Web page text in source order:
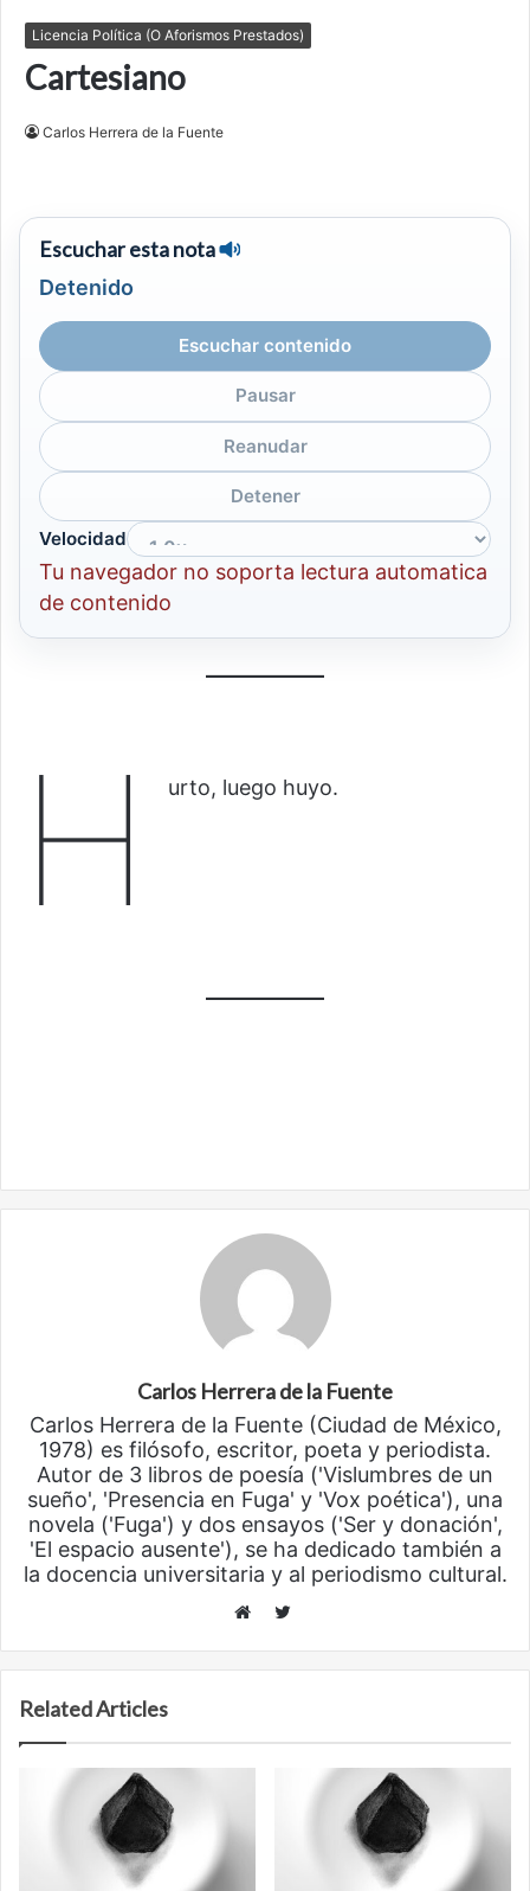
Licencia Política (O Aforismos Prestados)
Cartesiano
Carlos Herrera de la Fuente
Escuchar esta nota
Detenido
Escuchar contenido
Pausar
Reanudar
Detener
Velocidad
Tu navegador no soporta lectura automatica
de contenido
H urto, luego huyo.
Carlos Herrera de la Fuente
Carlos Herrera de la Fuente (Ciudad de México,
1978) es filósofo, escritor, poeta y periodista.
Autor de 3 libros de poesía ('Vislumbres de un
sueño', 'Presencia en Fuga' y 'Vox poética'), una
novela ('Fuga') y dos ensayos ('Ser y donación',
'El espacio ausente'), se ha dedicado también a
la docencia universitaria y al periodismo cultural.
Twitter
Related Articles